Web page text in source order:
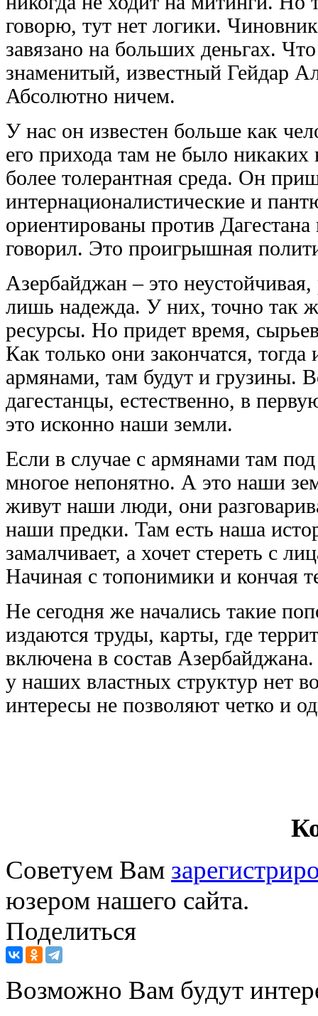
говорю, тут нет логики.
завязано на больших деньгах.
знаменитый, известный Гейдар
Абсолютно ничем.
У нас он известен больше как
его прихода там не было
более толерантная среда. Он
интернационалистические и
ориентированы против
говорил. Это проигрышная
Азербайджан – это
лишь надежда. У них, точно так
ресурсы. Но придет время,
Как только они закончатся,
армянами, там будут и грузины.
дагестанцы, естественно, в
это исконно наши земли.
Если в случае с армянами там
многое непонятно. А это наши
живут наши люди, они
наши предки. Там есть наша
замалчивает, а хочет стереть с
Начиная с топонимики и кончая
Не сегодня же начались такие
издаются труды, карты, где
включена в состав
у наших властных структур нет
интересы не позволяют четко и
Советуем Вам
юзером нашего сайта.
Поделиться
Возможно Вам будут